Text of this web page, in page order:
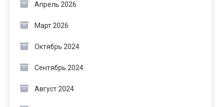
Апрель 2026
Март 2026
Октябрь 2024
Сентябрь 2024
Август 2024